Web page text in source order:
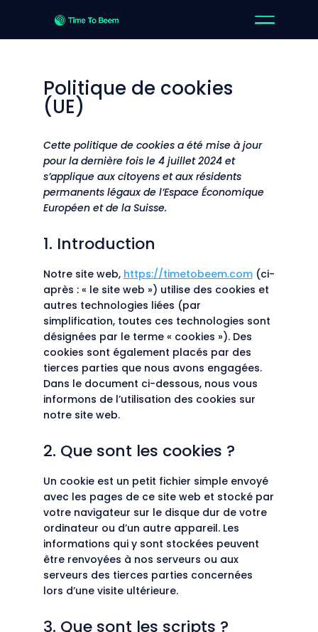
Politique de cookies
(UE)
Cette politique de cookies a été mise à jour
pour la dernière fois le 4 juillet 2024 et
s’applique aux citoyens et aux résidents
permanents légaux de l’Espace Économique
Européen et de la Suisse.
1. Introduction
Notre site web, https://timetobeem.com(ci-
après : « le site web ») utilise des cookies et
autres technologies liées (par
simplification, toutes ces technologies sont
désignées par le terme « cookies »). Des
cookies sont également placés par des
tierces parties que nous avons engagées.
Dans le document ci-dessous, nous vous
informons de l’utilisation des cookies sur
notre site web.
2. Que sont les cookies ?
Un cookie est un petit fichier simple envoyé
avec les pages de ce site web et stocké par
votre navigateur sur le disque dur de votre
ordinateur ou d’un autre appareil. Les
informations qui y sont stockées peuvent
être renvoyées à nos serveurs ou aux
serveurs des tierces parties concernées
lors d’une visite ultérieure.
3. Que sont les scripts ?